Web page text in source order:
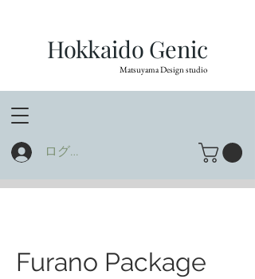
Hokkaido Genic
Matsuyama Design studio
ログイン
Furano Package